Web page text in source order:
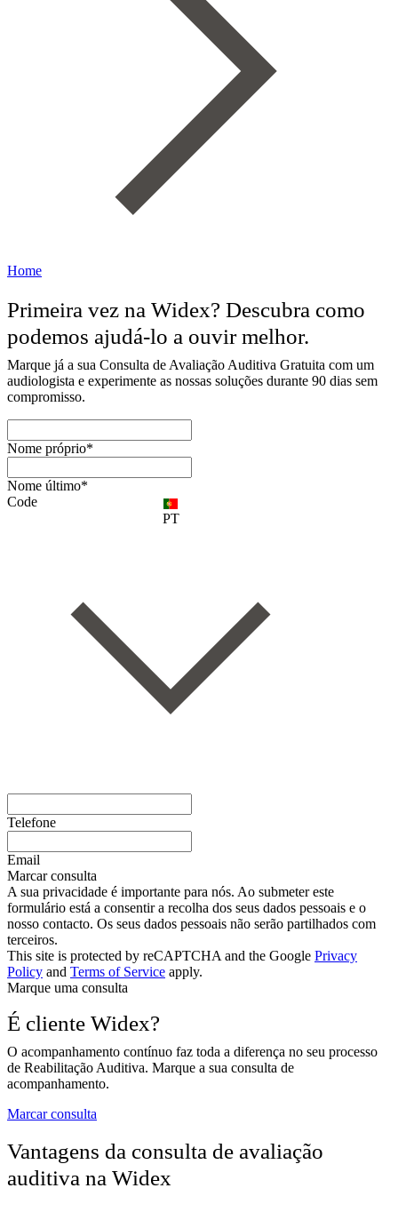
Home
Primeira vez na Widex? Descubra como
podemos ajudá-lo a ouvir melhor.​
Marque já a sua Consulta de Avaliação Auditiva Gratuita com um
audiologista e experimente as nossas soluções durante 90 dias sem
compromisso.
Nome próprio*
Nome último*
Code
PT
Telefone
Email
Marcar consulta
A sua privacidade é importante para nós. Ao submeter este
formulário está a consentir a recolha dos seus dados pessoais e o
nosso contacto. Os seus dados pessoais não serão partilhados com
terceiros.
This site is protected by reCAPTCHA and the Google Privacy
Policy and Terms of Service apply.
Marque uma consulta
É cliente Widex?
O acompanhamento contínuo faz toda a diferença no seu processo
de Reabilitação Auditiva. Marque a sua consulta de
acompanhamento.
Marcar consulta
Vantagens da consulta de avaliação
auditiva na Widex